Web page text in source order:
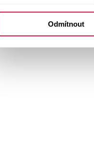
Odmítnout